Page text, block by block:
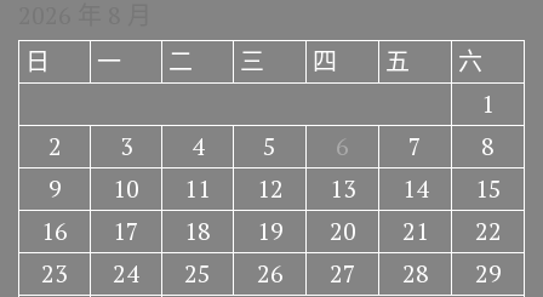
日
一 二 三 四 五
六
1
2
3 4 5 6 7
8
9
10 11 12 13 14
15
16
17 18 19 20 21
22
23
24 25 26 27 28
29